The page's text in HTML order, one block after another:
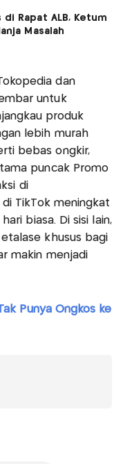
di Rapat ALB, Ketum
Masalah
dan
untuk
produk
lebih murah
bebas ongkir,
puncak Promo
di
TikTok meningkat
biasa. Di sisi lain,
khusus bagi
makin menjadi
Punya Ongkos ke